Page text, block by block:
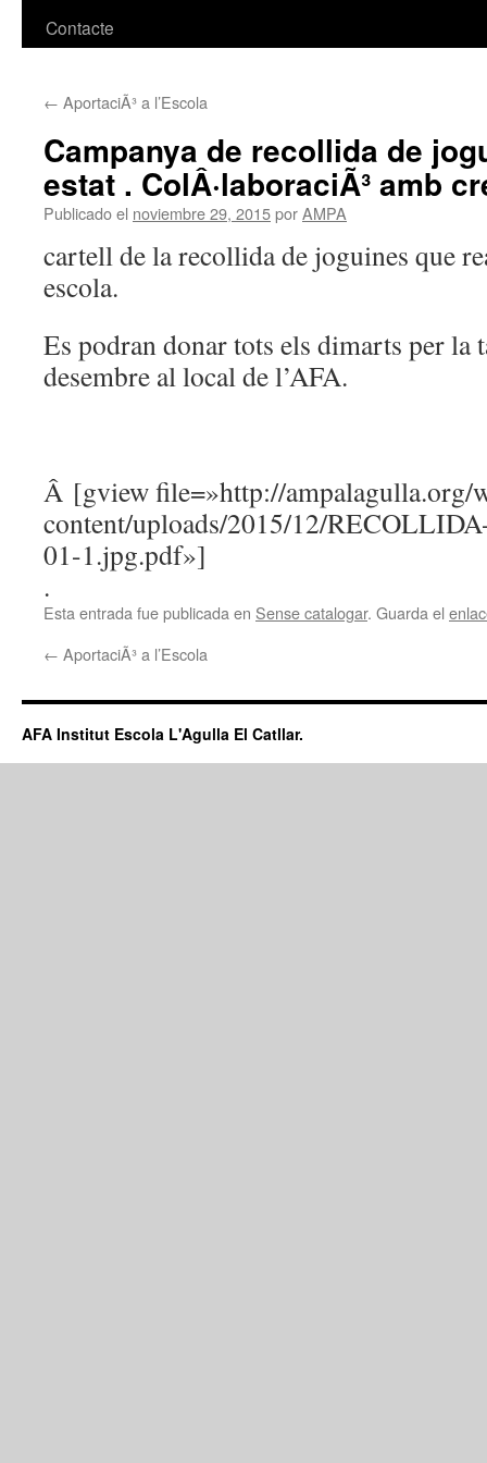
Contacte
← AportaciÃ³ a l’Escola
Campanya de recollida de
estat . ColÂ·laboraciÃ³ amb
Publicado el noviembre 29, 2015porAMPA
cartell de la recollida de joguines que
escola.
Es podran donar tots els dimarts per la
desembre al local de l’AFA.
Â [gview file=»http://ampalagulla.org/
content/uploads/2015/12/
01-1.jpg.pdf»]
.
Esta entrada fue publicada en Sense catalogar. Guarda el
← AportaciÃ³ a l’Escola
AFA Institut Escola L'Agulla El Catllar.